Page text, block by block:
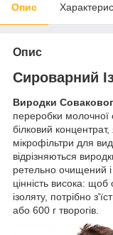
Опис
Опис
Сироварний
Виродки
переробки молочної
білковий
мікрофільтри для
відрізняються
ретельно очищений
цінність висока: щоб
ізоляту, потрібно
або 600 г творогів.